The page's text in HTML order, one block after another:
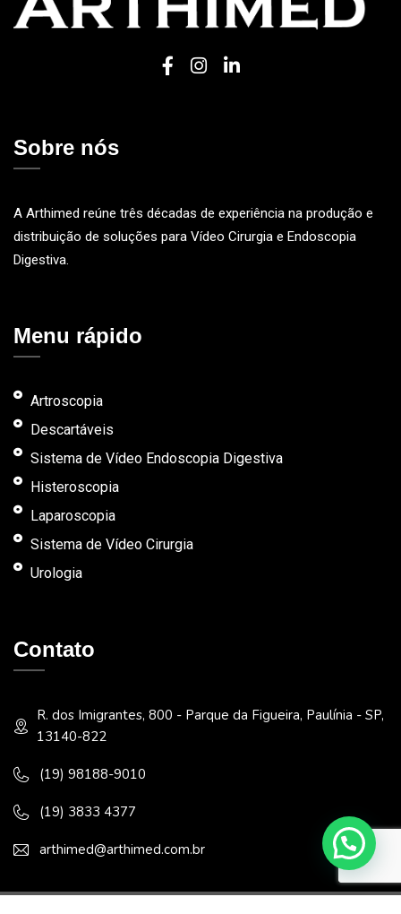
Sobre nós
A Arthimed reúne três décadas de experiência na produção e
distribuição de soluções para Vídeo Cirurgia e Endoscopia
Digestiva.
Menu rápido
Artroscopia
Descartáveis
Sistema de Vídeo Endoscopia Digestiva
Histeroscopia
Laparoscopia
Sistema de Vídeo Cirurgia
Urologia
Contato
R. dos Imigrantes, 800 - Parque da Figueira, Paulínia - SP,
13140-822
(19) 98188-9010
(19) 3833 4377
arthimed@arthimed.com.br